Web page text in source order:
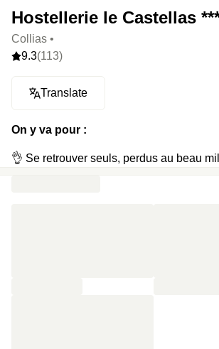
Hostellerie le Castellas
Collias •
9.3(113)
Translate
On y va pour :
👌 Se retrouver seuls, perdus au beau